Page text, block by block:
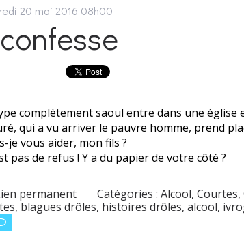
20 mai 2016 08h00
complètement saoul entre dans une
qui a vu arriver le pauvre homme, prend
je vous aider, mon fils ?
pas de refus ! Y a du papier de votre côté ?
permanent Catégories :Alcool,Courtes,
, blagues drôles, histoires drôles, alcool,